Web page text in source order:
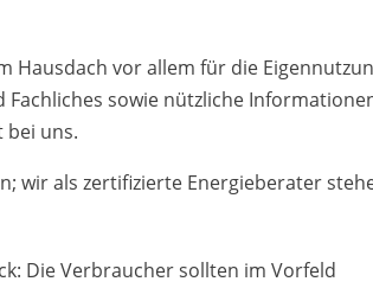
Hausdach vor allem für die
sowie nützliche
bei uns.
wir als zertifizierte Energieberater
Die Verbraucher sollten im Vorfeld